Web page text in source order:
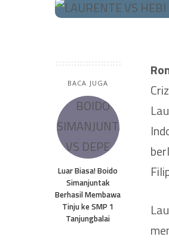
BACA JUGA
Luar Biasa! Boido
Simanjuntak
Berhasil Membawa
Tinju ke SMP 1
Tanjungbalai